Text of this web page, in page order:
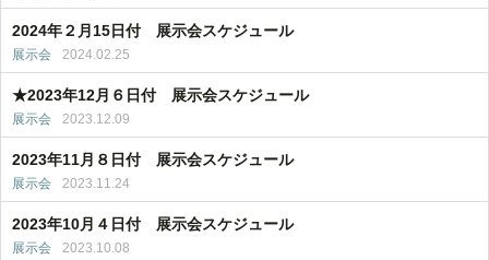
2024年２月15日付 展示会スケジュール
展示会 2024.02.25
★2023年12月６日付 展示会スケジュール
展示会 2023.12.09
2023年11月８日付 展示会スケジュール
展示会 2023.11.24
2023年10月４日付 展示会スケジュール
展示会 2023.10.08